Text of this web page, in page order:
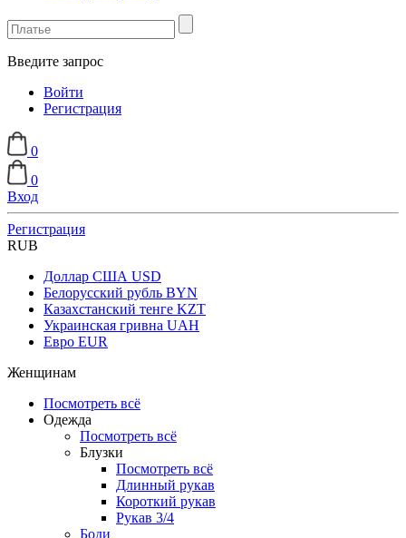
Введите запрос
Войти
Регистрация
0
0
Вход
Регистрация
RUB
Доллар США USD
Белорусский рубль BYN
Казахстанский тенге KZT
Украинская гривна UAH
Евро EUR
Женщинам
Посмотреть всё
Одежда
Посмотреть всё
Блузки
Посмотреть всё
Длинный рукав
Короткий рукав
Рукав 3/4
Боди